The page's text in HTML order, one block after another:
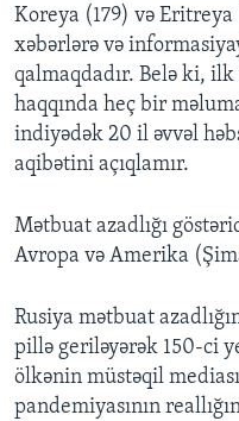
Koreya (179) və
xəbərlərə və
qalmaqdadır. Belə ki,
haqqında heç bir
indiyədək 20 il əvvəl
aqibətini açıqlamır.
Mətbuat azadlığı
Avropa və Amerika
Rusiya mətbuat
pillə geriləyərək 150-ci
ölkənin müstəqil
pandemiyasının